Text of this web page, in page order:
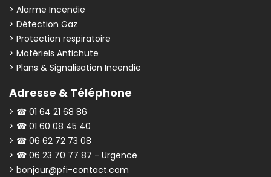
> Alarme Incendie
> Détection Gaz
> Protection respiratoire
> Matériels Antichute
> Plans & Signalisation Incendie
Adresse & Téléphone
> ☎ 01 64 21 68 86
> ☎ 01 60 08 45 40
> ☎ 06 62 72 73 08
> ☎ 06 23 70 77 87 - Urgence
> bonjour@pfi-contact.com